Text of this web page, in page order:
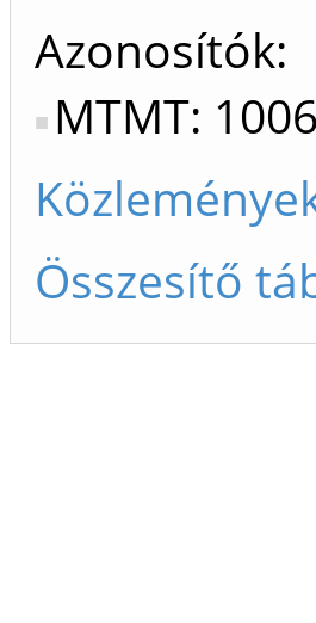
Azonosítók
MTMT:
Összesítő